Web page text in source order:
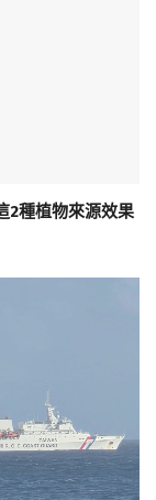
2種植物來源效果